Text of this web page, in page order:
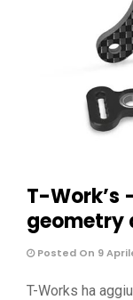
T-Work’s
geometry
Posted On 9
T-Works ha